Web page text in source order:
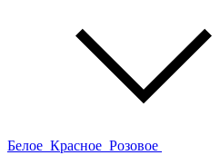
Белое Красное Розовое